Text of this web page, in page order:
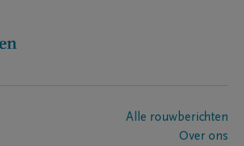
Alle rouwberichten
Over ons